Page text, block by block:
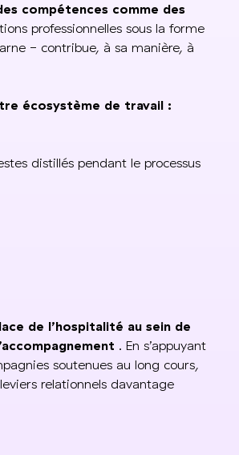
compétences comme des
professionnelles sous la forme
- contribue, à sa manière, à
écosystème de travail :
distillés pendant le processus
de l’hospitalité au sein de
. En s’appuyant
soutenues au long cours,
relationnels davantage